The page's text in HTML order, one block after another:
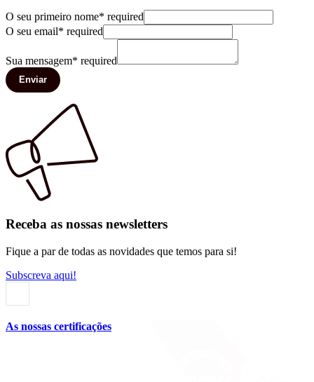
O seu primeiro nome* required
O seu email* required
Sua mensagem* required
Enviar
Receba as nossas newsletters
Fique a par de todas as novidades que temos para si!
Subscreva aqui!
As nossas certificações